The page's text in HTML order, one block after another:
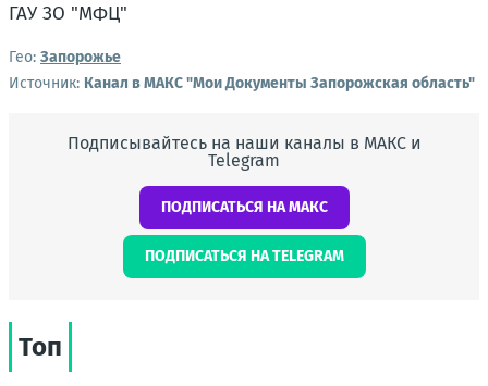
ГАУ ЗО "МФЦ"
Гео: Запорожье
Источник: Канал в МАКС "Мои Документы Запорожская область"
Подписывайтесь на наши каналы в МАКС и
Telegram
ПОДПИСАТЬСЯ НА МАКС
ПОДПИСАТЬСЯ НА TELEGRAM
Топ